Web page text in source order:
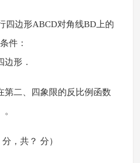
四边形ABCD对角线BD上的
个适当条件：
边形．
第二、四象限的反比例函数
，共？ 分）